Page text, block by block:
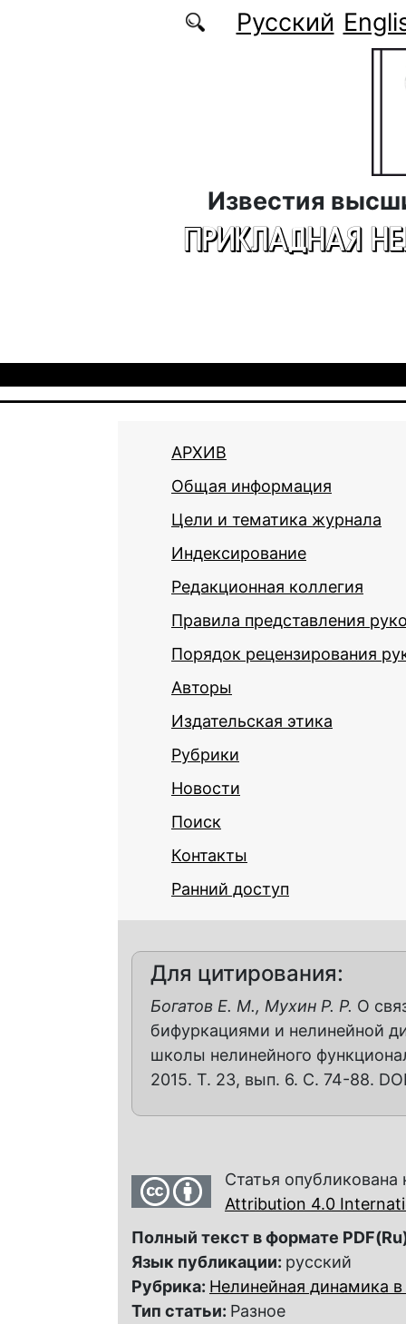
Перейти к основному содержаниюРусский
Известия
ПРИКЛАДНАЯ
АРХИВ
Общая информация
Цели и тематика журнала
Индексирование
Редакционная коллегия
Правила представления
Порядок рецензирования
Авторы
Издательская этика
Рубрики
Новости
Поиск
Контакты
Ранний доступ
Для цитирования:
Богатов Е. М., Мухин Р. Р. О
бифуркациями и нелинейной
школы нелинейного
2015. Т. 23, вып. 6. С. 74-88.
Статья
Attribution 4.0
Полный текст в формате
Язык публикации: русский
Рубрика: Нелинейная динамика
Тип статьи: Разное